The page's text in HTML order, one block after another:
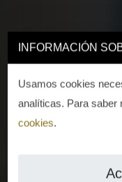
INFORMACIÓN
Usamos cookies
analíticas. Para saber
cookies.